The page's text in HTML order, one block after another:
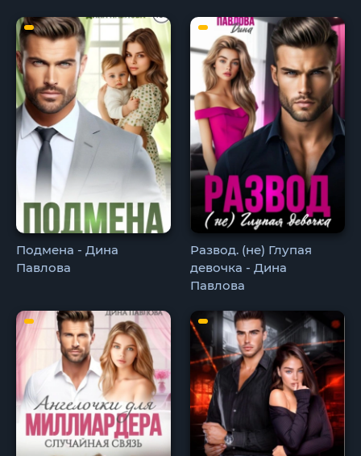
Подмена - Дина
Павлова
Развод. (не) Глупая
девочка - Дина
Павлова